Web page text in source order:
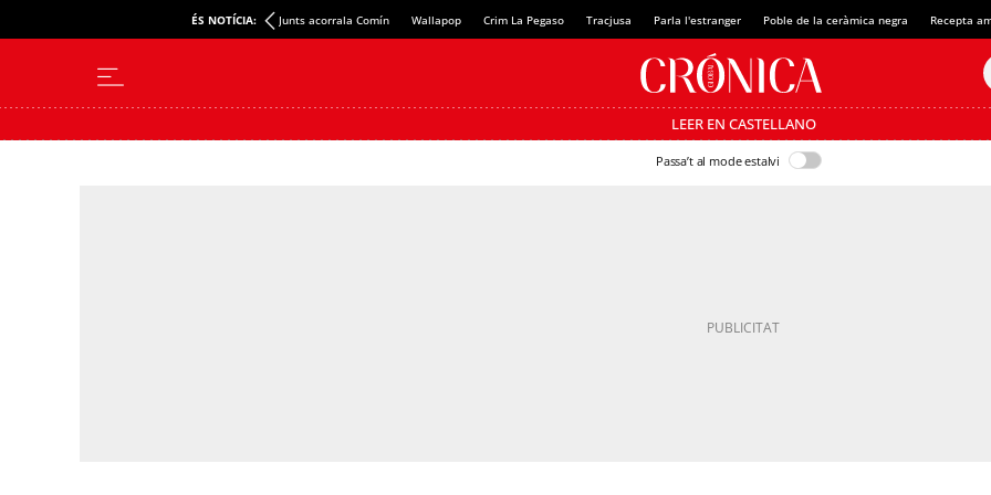
ÉS NOTÍCIA: Junts acorrala Comín Wallapop Crim La Pegaso Tracjusa Parla l'estranger Poble de la ceràmica negra Recepta
LEER EN CASTELLANO
Passa’t al mode estalvi